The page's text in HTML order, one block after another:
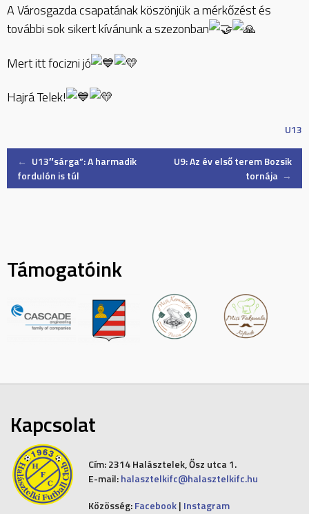
A Városgazda csapatának köszönjük a mérkőzést és
további sok sikert kívánunk a szezonban
Mert itt focizni jó
Hajrá Telek!
U13
Post
← U13″sárga”: A harmadik
fordulón is túl
U9: Az év első terem Bozsik
tornája →
Támogatóink
Kapcsolat
Cím:2314 Halásztelek, Ősz utca 1.
E-mail: halasztelkifc@halasztelkifc.hu
Közösség: Facebook| Instagram